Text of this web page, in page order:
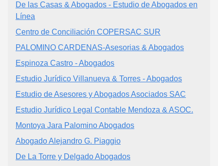
De las Casas & Abogados - Estudio de Abogados en
Línea
Centro de Conciliación COPERSAC SUR
PALOMINO CARDENAS-Asesorias & Abogados
Espinoza Castro - Abogados
Estudio Jurídico Villanueva & Torres - Abogados
Estudio de Asesores y Abogados Asociados SAC
Estudio Jurídico Legal Contable Mendoza & ASOC.
Montoya Jara Palomino Abogados
Abogado Alejandro G. Piaggio
De La Torre y Delgado Abogados